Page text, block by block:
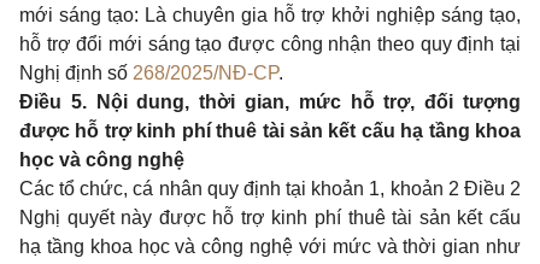
mới sáng tạo: Là chuyên gia hỗ trợ khởi nghiệp sáng tạo,
hỗ trợ đổi mới sáng tạo được công nhận theo quy định tại
Nghị định số 268/2025/NĐ-CP.
Điều 5. Nội dung, thời gian, mức hỗ trợ, đối tượng
được hỗ trợ kinh phí thuê tài sản kết cấu hạ tầng khoa
học và công nghệ
Các tổ chức, cá nhân quy định tại khoản 1, khoản 2 Điều 2
Nghị quyết này được hỗ trợ kinh phí thuê tài sản kết cấu
hạ tầng khoa học và công nghệ với mức và thời gian như